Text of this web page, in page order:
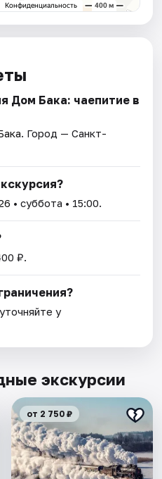
Дом Бака: чаепитие в
. Город — Санкт-
• суббота • 15:00.
₽.
у
экскурсии
от 2 750 ₽